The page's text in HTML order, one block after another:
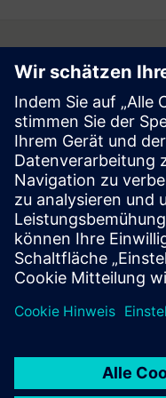
Follow
Press | Company | Siemens
© Siemens 1996 – 2026
Corporate Information
Privacy Notice
Cookie Notice
Digital ID